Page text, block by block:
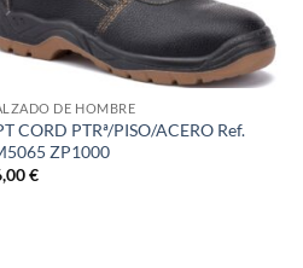
DE HOMBRE
CORD PTRª/PISO/ACERO Ref.
ZP1000
€